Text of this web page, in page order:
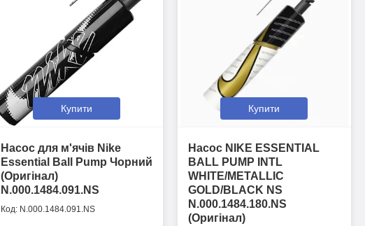
Купити
Насос для м'ячів Nike
Essential Ball Pump Чорний
(Оригінал)
N.000.1484.091.NS
N.000.1484.091.NS
Купити
Насос NIKE ESSENTIAL
BALL PUMP INTL
WHITE/METALLIC
GOLD/BLACK NS
N.000.1484.180.NS
(Оригінал)